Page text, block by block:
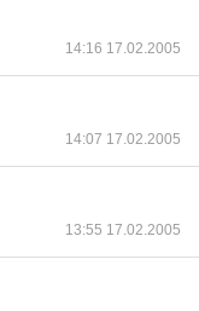
14:16 17.02.2005
14:07 17.02.2005
13:55 17.02.2005